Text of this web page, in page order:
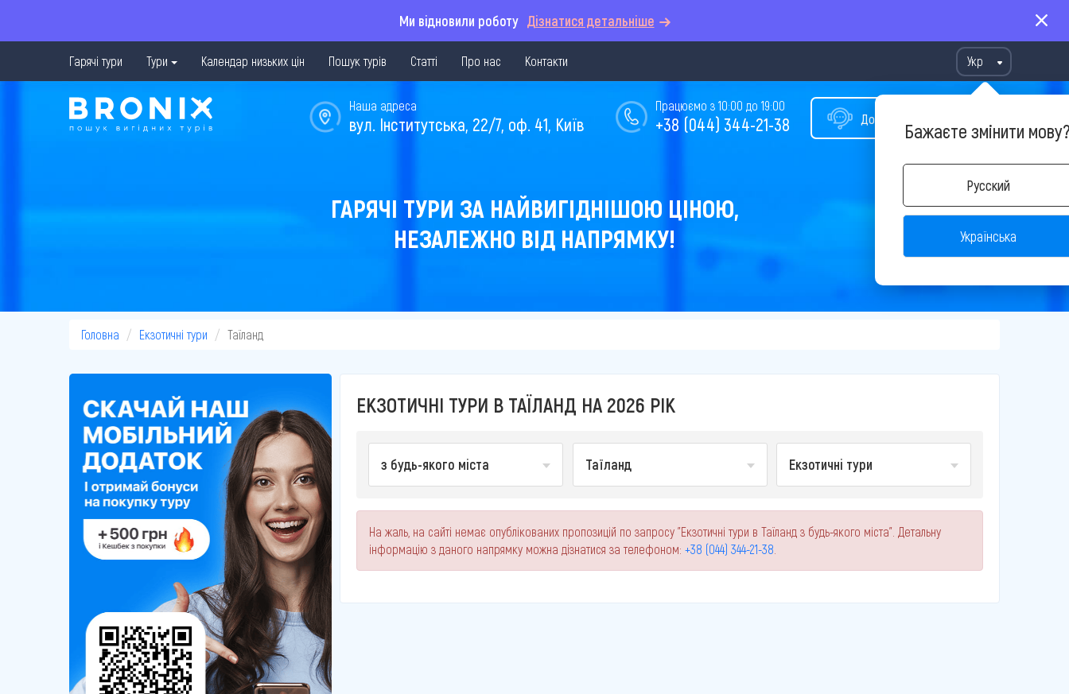
Ми відновили роботу Дізнатися детальніше
Гарячі тури Тури Календар низьких цін Пошук турів Статті Про нас Контакти Укр
Бажаєте змінити
Русский
Українська
Допомога у виборі туру
Працюємо з 10:00 до 19:00
+38 (044) 344-21-38
Наша адреса
вул. Інститутська, 22/7, оф. 41, Київ
ГАРЯЧІ ТУРИ ЗА НАЙВИГІДНІШОЮ ЦІНОЮ,
НЕЗАЛЕЖНО ВІД НАПРЯМКУ!
Головна Екзотичні тури Таїланд
ЕКЗОТИЧНІ ТУРИ В ТАЇЛАНД НА 2026 РІК
з будь-якого міста Таїланд Екзотичні тури
На жаль, на сайті немає опублікованих пропозицій по запросу "Екзотичні тури в Таїланд з будь-якого міста". Детальну
інформацію з даного напрямку можна дізнатися за телефоном: +38 (044) 344-21-38